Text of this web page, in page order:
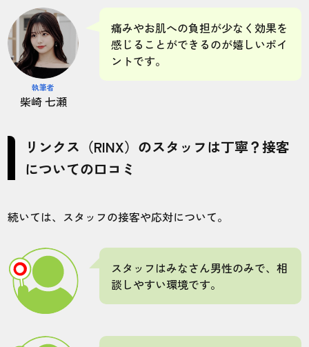
岩手盛岡店 ヒゲ
現在5回の施術を受けました。想定以上にヒ
ゲが綺麗になり、効果を感じられて嬉しい
20代・忍者マンさん
施術
5
接客
5
雰囲気
5
料金
5 5
店舗
福島郡山店
施術部位
執筆者
柴崎 七瀬
痛みやお肌への負担が少なく効果を
感じることができるのが嬉しいポイ
ントです。
リンクス（RINX）のスタッフは丁寧？接客
についての口コミ
続いては、スタッフの接客や応対について。
スタッフはみなさん男性のみで、相
談しやすい環境です。